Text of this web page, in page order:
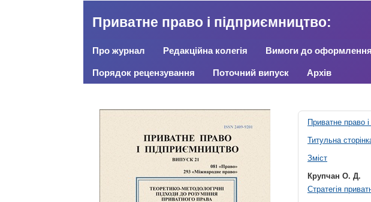
Приватне право і підприємництво:
Про журнал Редакційна колегія Вимоги до оформлення
Порядок рецензування Поточний випуск Архів
Приватне право
Титульна
Зміст
Крупчан О. Д.
Стратегія